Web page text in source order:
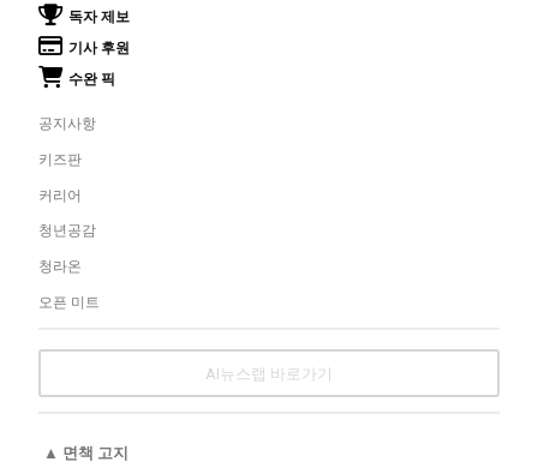
독자 제보
기사 후원
수완 픽
공지사항
키즈판
커리어
청년공감
청라온
오픈 미트
AI뉴스랩 바로가기
▲ 면책 고지